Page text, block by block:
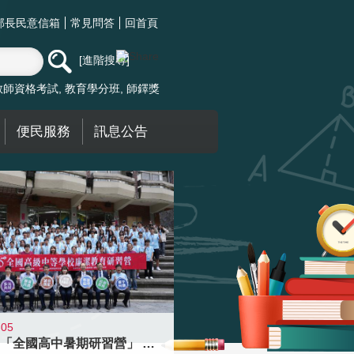
長民意信箱 常見問答 回首頁
進階搜尋
師資格考試 教育學分班 師鐸獎
便民服務 訊息公告
國教署「全國高中暑期研習營」 以多